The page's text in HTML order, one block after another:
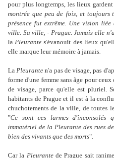
pour plus longtemps, les lieux
montrée que peu de fois, et toujours
présence fut extrême. Une vision
ville. Sa ville, - Prague. Jamais elle
laPleurante s'évanouit des lieux
elle marque leur mémoire à jamais.
LaPleurante n'a pas de visage, pas
forme d'une femme sans âge pour
de visage, parce qu'elle est pluriel.
habitants de Prague et il est à la
chuchotements de la ville, de toutes
"Ce sont ces larmes d'inconsolés
immatériel de la Pleurante des rues
bien des vivants que des morts".
Car la Pleurantede Prague sait